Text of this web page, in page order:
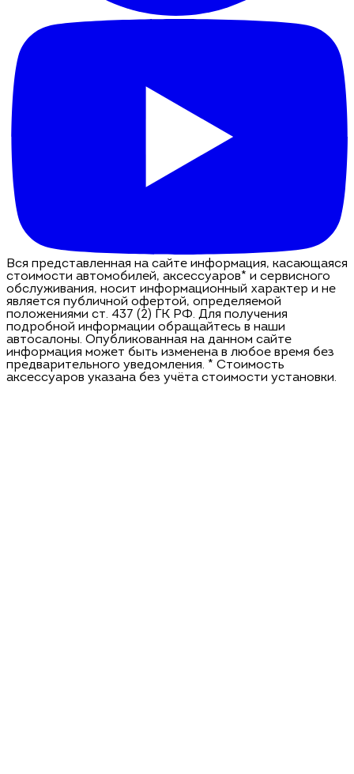
Вся представленная на сайте информация, касающаяся
стоимости автомобилей, аксессуаров* и сервисного
обслуживания, носит информационный характер и не
является публичной офертой, определяемой
положениями ст. 437 (2) ГК РФ. Для получения
подробной информации обращайтесь в наши
автосалоны. Опубликованная на данном сайте
информация может быть изменена в любое время без
предварительного уведомления. * Стоимость
аксессуаров указана без учёта стоимости установки.